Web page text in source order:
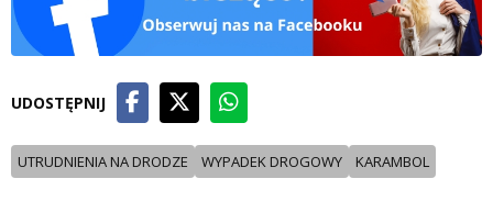
UDOSTĘPNIJ
UTRUDNIENIA NA DRODZE WYPADEK DROGOWY KARAMBOL